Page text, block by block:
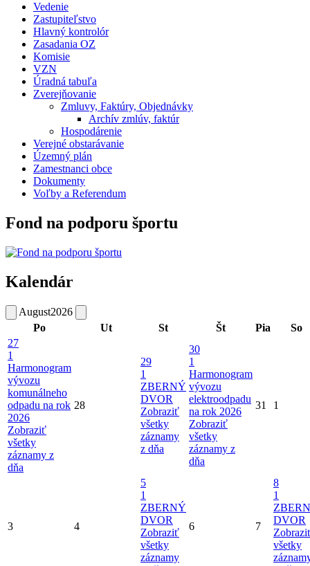
Vedenie
Zastupiteľstvo
Hlavný kontrolór
Zasadania OZ
Komisie
VZN
Úradná tabuľa
Zverejňovanie
Zmluvy, Faktúry, Objednávky
Archív zmlúv, faktúr
Hospodárenie
Verejné obstarávanie
Územný plán
Zamestnanci obce
Dokumenty
Voľby a Referendum
Fond na podporu športu
Kalendár
August2026
Po
Ut St Št Pia
So
27
1
Harmonogram
vývozu
komunálneho
odpadu na rok
2026
Zobraziť
všetky
záznamy z
dňa
28
29
1
ZBERNÝ
DVOR
Zobraziť
všetky
záznamy
z dňa
30
1
Harmonogram
vývozu
elektroodpadu
na rok 2026
Zobraziť
všetky
záznamy z
dňa
31 1
3 4
5
1
ZBERNÝ
DVOR
Zobraziť
všetky
záznamy
6 7
8
1
DVOR
všetky